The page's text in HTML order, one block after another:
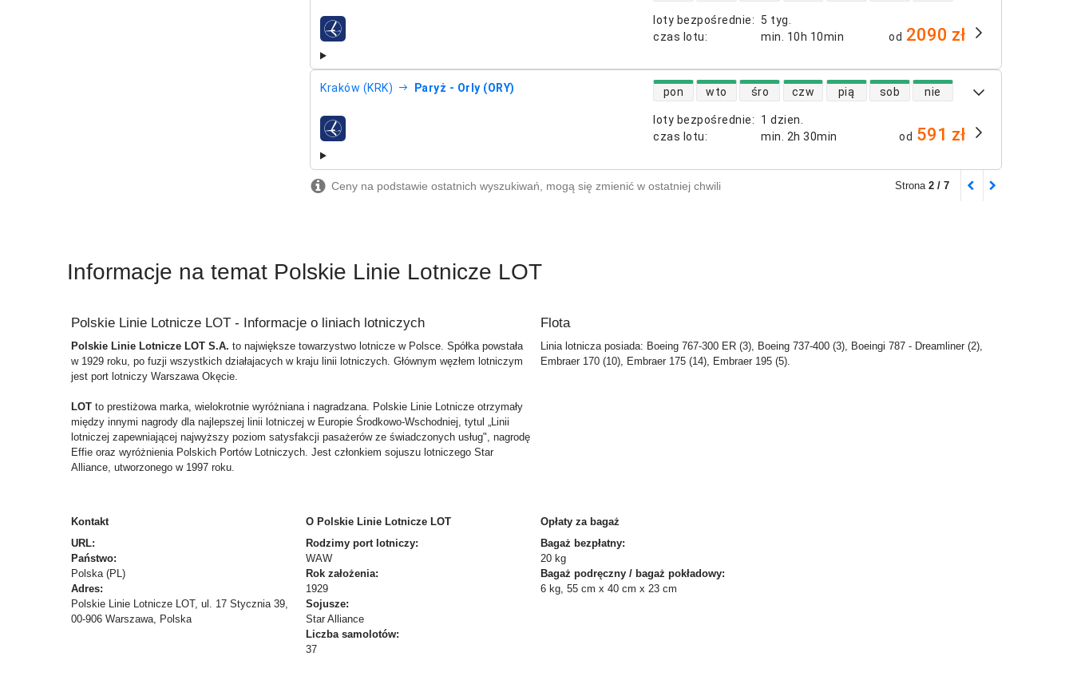
loty bezpośrednie:
5 tyg.
czas lotu: min. 10h 10min
linie lotnicze od 2090 zł
Kraków (KRK) Paryż - Orly (ORY)
loty bezpośrednie:
1 dzien.
czas lotu: min. 2h 30min
dostępność lotów bezpośrednich
pon wto śro czw pią sob nie
linie lotnicze od 591 zł
Ceny na podstawie ostatnich wyszukiwań, mogą się zmienić w ostatniej chwili Strona 2 / 7
Informacje na temat Polskie Linie Lotnicze LOT
Polskie Linie Lotnicze LOT - Informacje o liniach lotniczych
Polskie Linie Lotnicze LOT S.A. to największe towarzystwo lotnicze w Polsce. Spółka powstała
w 1929 roku, po fuzji wszystkich działajacych w kraju linii lotniczych. Głównym węzłem lotniczym
jest port lotniczy Warszawa Okęcie.
LOT to prestiżowa marka, wielokrotnie wyróżniana i nagradzana. Polskie Linie Lotnicze otrzymały
między innymi nagrody dla najlepszej linii lotniczej w Europie Środkowo-Wschodniej, tytul „Linii
lotniczej zapewniającej najwyższy poziom satysfakcji pasażerów ze świadczonych usług", nagrodę
Effie oraz wyróżnienia Polskich Portów Lotniczych. Jest członkiem sojuszu lotniczego Star
Alliance, utworzonego w 1997 roku.
Flota
Linia lotnicza posiada: Boeing 767-300 ER (3), Boeing 737-400 (3), Boeingi 787 - Dreamliner (2),
Embraer 170 (10), Embraer 175 (14), Embraer 195 (5).
Kontakt
URL:
Państwo:
Polska (PL)
Adres:
Polskie Linie Lotnicze LOT, ul. 17 Stycznia 39,
00-906 Warszawa, Polska
O Polskie Linie Lotnicze LOT
Rodzimy port lotniczy:
WAW
Rok założenia:
1929
Sojusze:
Star Alliance
Liczba samolotów:
37
Opłaty za bagaż
Bagaż bezpłatny:
20 kg
Bagaż podręczny / bagaż pokładowy:
6 kg, 55 cm x 40 cm x 23 cm